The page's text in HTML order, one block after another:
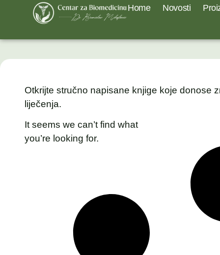
Home Novosti
Otkrijte stručno napisane knjige koje donose
liječenja.
It seems we can’t find what
you’re looking for.